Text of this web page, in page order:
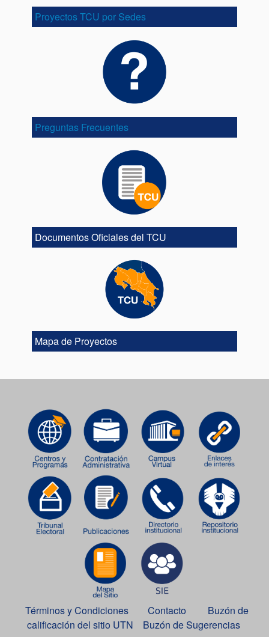
Proyectos TCU por Sedes
Preguntas Frecuentes
Documentos Oficiales del TCU
Mapa de Proyectos
Términos y Condiciones Contacto
Buzón de
calificación del sitio UTN
Buzón de Sugerencias